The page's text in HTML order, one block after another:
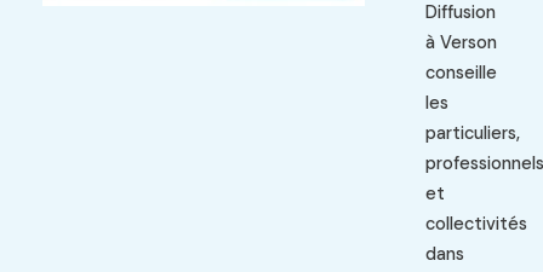
Diffusion
à Verson
conseille
les
particuliers,
professionnels
et
collectivités
dans